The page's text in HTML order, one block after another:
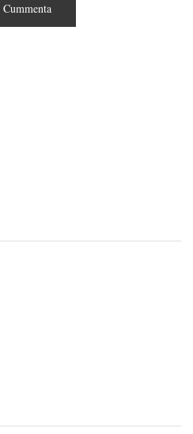
Cummenta